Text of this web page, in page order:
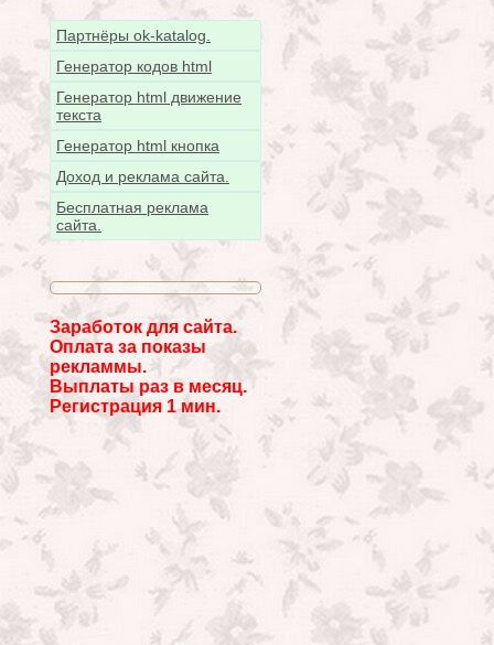
Партнёры ok-katalog.
Генератор кодов html
Генератор html движение
текста
Генератор html кнопка
Доход и реклама сайта.
Бесплатная реклама
сайта.
Заработок для сайта.
Оплата за показы
рекламмы.
Выплаты раз в месяц.
Регистрация 1 мин.